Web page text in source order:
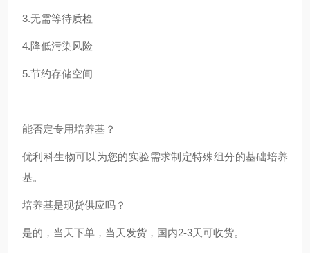
3.无需等待质检
4.降低污染风险
5.节约存储空间
能否定专用培养基？
优利科生物可以为您的实验需求制定特殊组分的基础培养
基。
培养基是现货供应吗？
是的，当天下单，当天发货，国内2-3天可收货。